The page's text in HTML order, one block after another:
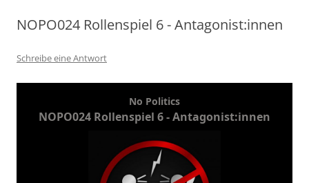
NOPO024 Rollenspiel 6 - Antagonist:innen
Schreibe eine Antwort